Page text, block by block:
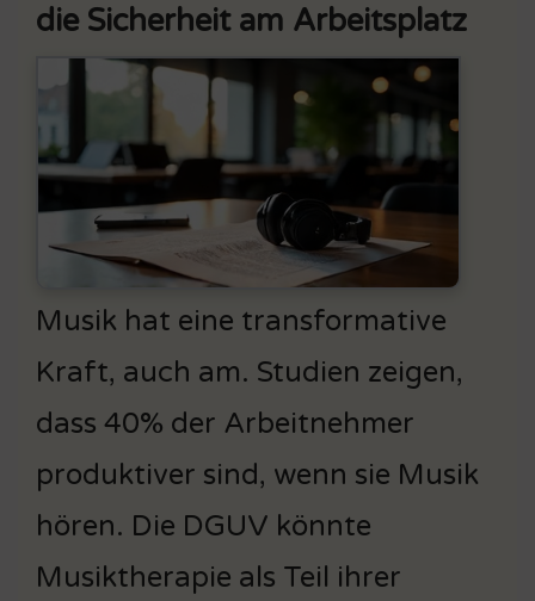
die Sicherheit am Arbeitsplatz
Musik hat eine transformative
Kraft, auch am. Studien zeigen,
dass 40% der Arbeitnehmer
produktiver sind, wenn sie Musik
hören. Die DGUV könnte
Musiktherapie als Teil ihrer